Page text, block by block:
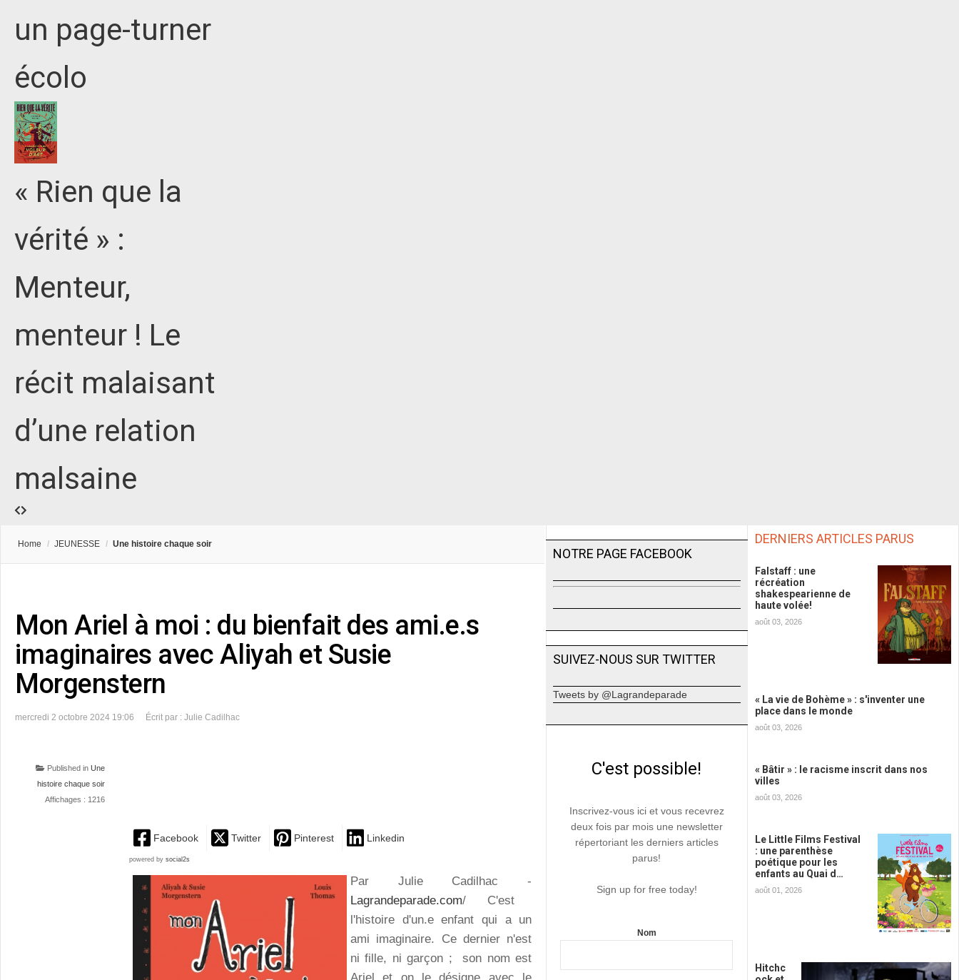
un page-turner
écolo
« Rien que la
vérité » :
Menteur,
menteur ! Le
récit malaisant
d’une relation
malsaine
Home / JEUNESSE / Une histoire chaque soir
Mon Ariel à moi : du bienfait des ami.e.s
imaginaires avec Aliyah et Susie
Morgenstern
mercredi 2 octobre 2024 19:06 Écrit par : Julie Cadilhac
Published in Une
histoire chaque soir
Affichages : 1216
Facebook Twitter Pinterest Linkedin
powered by social2s
Par Julie Cadilhac -
Lagrandeparade.com/ C'est
l'histoire d'un.e enfant qui a un
ami imaginaire. Ce dernier n'est
ni fille, ni garçon ; son nom est
NOTRE PAGE FACEBOOK
SUIVEZ-NOUS SUR TWITTER
Tweets by @Lagrandeparade
C'est possible!
Inscrivez-vous ici et vous recevrez
deux fois par mois une newsletter
répertoriant les derniers articles
parus!
Sign up for free today!
Nom
DERNIERS ARTICLES PARUS
Falstaff : une
récréation
shakespearienne de
haute volée!
août 03, 2026
« La vie de Bohème » : s'inventer une
place dans le monde
août 03, 2026
« Bâtir » : le racisme inscrit dans nos
villes
août 03, 2026
Le Little Films Festival
: une parenthèse
poétique pour les
enfants au Quai d…
août 01, 2026
Hitchc